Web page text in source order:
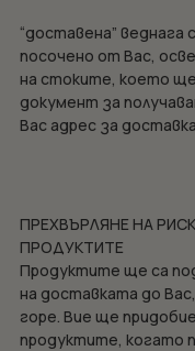
“доставена” веднага
посочено от Вас,
на стоките, което
документ за
Вас адрес за
ПРЕХВЪРЛЯНЕ НА
ПРОДУКТИТЕ
Продуктите ще са
на доставката до
горе. Вие ще
продуктите, когато